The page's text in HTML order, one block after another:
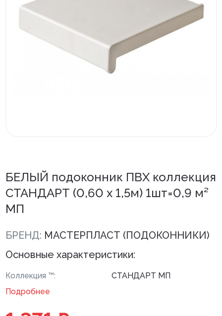
Террасная доска
Внутренняя отделка
Напольные покрытия ПВХ
Напольные покрытия ХДФ
Плинтус напольный с фурнитурой
Подложка
Керамическая плитка
Панели МДФ
БЕЛЫЙ подоконник ПВХ коллекция
СТАНДАРТ (0,60 х 1,5м) 1шт=0,9 м²
МП
БРЕНД: МАСТЕРПЛАСТ (ПОДОКОННИКИ)
Основные характеристики:
Коллекция ™:
СТАНДАРТ МП
Подробнее